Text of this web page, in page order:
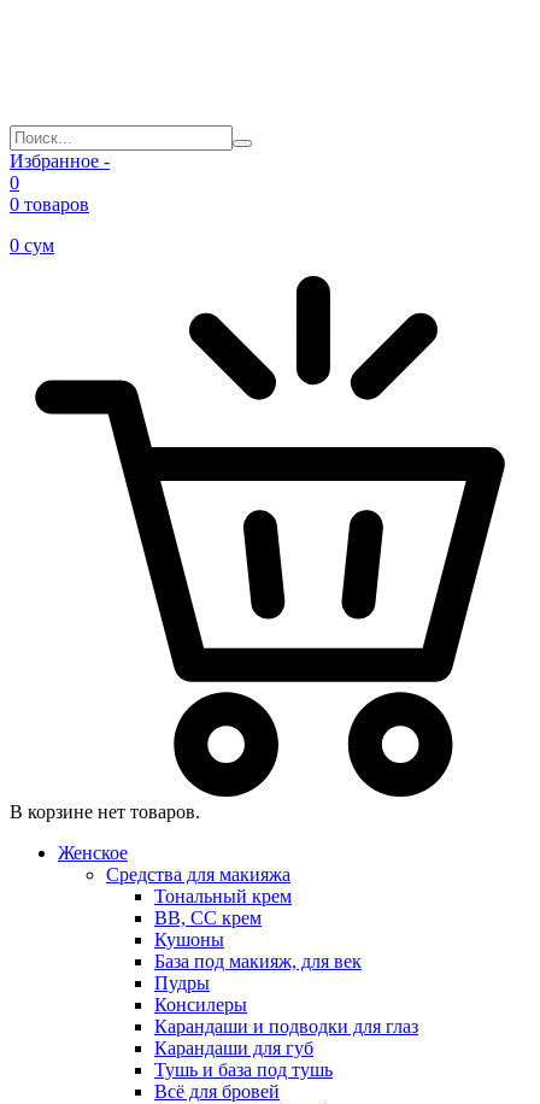
Избранное -
0
0 товаров
0 сум
В корзине нет товаров.
Женское
Средства для макияжа
Тональный крем
BB, CC крем
Кушоны
База под макияж, для век
Пудры
Консилеры
Карандаши и подводки для глаз
Карандаши для губ
Тушь и база под тушь
Всё для бровей